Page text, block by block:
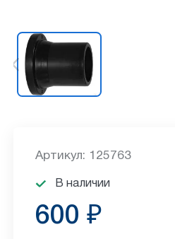
Артикул: 125763
В наличии
600 ₽